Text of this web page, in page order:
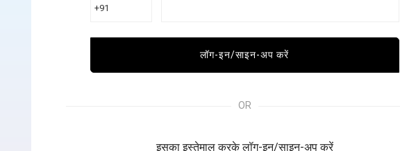
+91
लॉग-इन/साइन-अप करें
OR
इसका इस्तेमाल करके लॉग-इन/साइन-अप करें